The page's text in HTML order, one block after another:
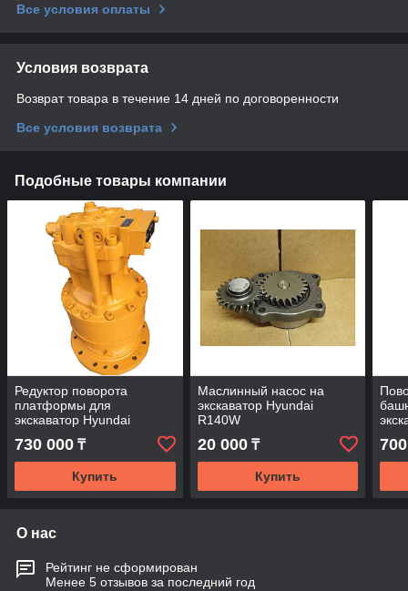
Все условия оплаты
Условия возврата
Возврат товара в течение 14 дней по договоренности
Все условия возврата
Подобные товары компании
Редуктор поворота
платформы для
экскаватор Hyundai
730 000 ₸
Купить
Маслинный насос на
экскаватор Hyundai
R140W
20 000₸
Купить
О нас
Рейтинг не сформирован
Менее 5 отзывов за последний год